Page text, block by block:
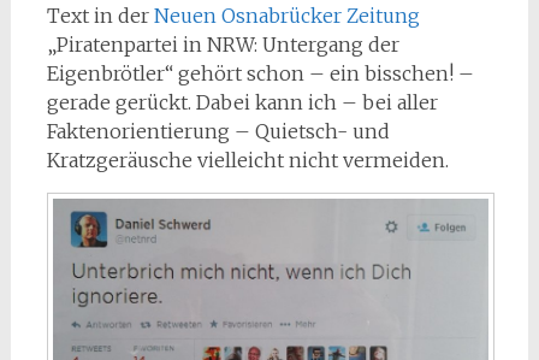
Text in der Neuen Osnabrücker Zeitung
„Piratenpartei in NRW: Untergang der
Eigenbrötler“ gehört schon – ein bisschen! –
gerade gerückt. Dabei kann ich – bei aller
Faktenorientierung – Quietsch- und
Kratzgeräusche vielleicht nicht vermeiden.